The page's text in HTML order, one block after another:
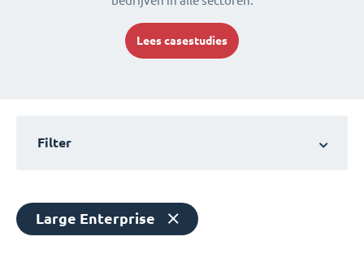
Lees casestudies
Filter
Large Enterprise